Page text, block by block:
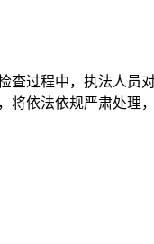
过程中，执法人员对
将依法依规严肃处理